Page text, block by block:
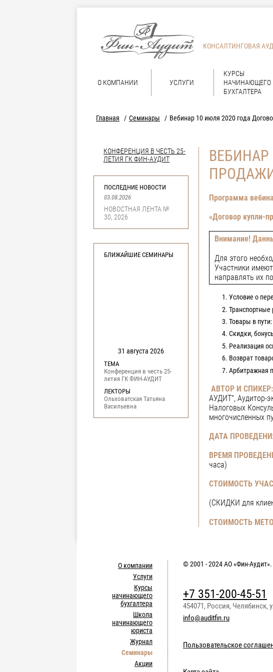
КОНСАЛТИНГОВАЯ
О КОМПАНИИ УСЛУГИ
КУРСЫ
НАЧИНАЮЩЕГО
БУХГАЛТЕРА
Главная Семинары Вебинар 10 июля 2020 года
КОНФЕРЕНЦИЯ В ЧЕСТЬ 25-
ЛЕТИЯ ГК ФИН-АУДИТ
ПОСЛЕДНИЕ НОВОСТИ
03.08.2026
НОВОСТНАЯ ЛЕНТА №
30, 2026
БЛИЖАЙШИЕ СЕМИНАРЫ
31 августа 2026
ТЕМА
Конференция в честь 25-
летия ГК ФИН-АУДИТ
ЛЕКТОРЫ
Ольховатская Татьяна
Васильевна
Программа
«Договор купли-
Внимание!
Для этого
Участники
направлять их
Условие о
Товары в
Скидки,
Реализация
Возврат
Арбитражная
АВТОР И СПИКЕР:
АУДИТ", Аудитор-
Налоговых
многочисленных
ДАТА
ВРЕМЯ
часа)
СТОИМОСТЬ
(СКИДКИ для
СТОИМОСТЬ
О компании
Услуги
Курсы
начинающего
бухгалтера
Школа
начинающего
юриста
Журнал
Семинары
Акции
© 2001 - 2024АО «Фин-Аудит».
+7 351-200-45-51
454071, Россия, Челябинск,
info@auditfin.ru
Пользовательское